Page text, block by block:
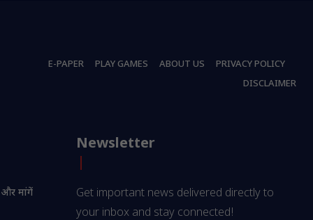
E-PAPER PLAY GAMES ABOUT US
PRIVACY POLICY
DISCLAIMER
और मांगें
Newsletter
Get important news delivered directly to
your inbox and stay connected!